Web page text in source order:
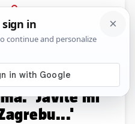
PRIJAVA
Komentari
stradalima
'Javite mi